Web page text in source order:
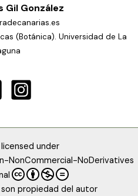
Gil González
(Botánica). Universidad de La
under
NonCommercial-NoDerivatives
propiedad del autor